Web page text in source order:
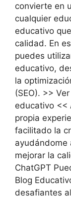
convierte en
cualquier
educativo
calidad. En
puedes
educativo,
la
(SEO). >>
educativo <<
propia
facilitado la
ayudándome
mejorar la
ChatGPT
Blog
desafiantes